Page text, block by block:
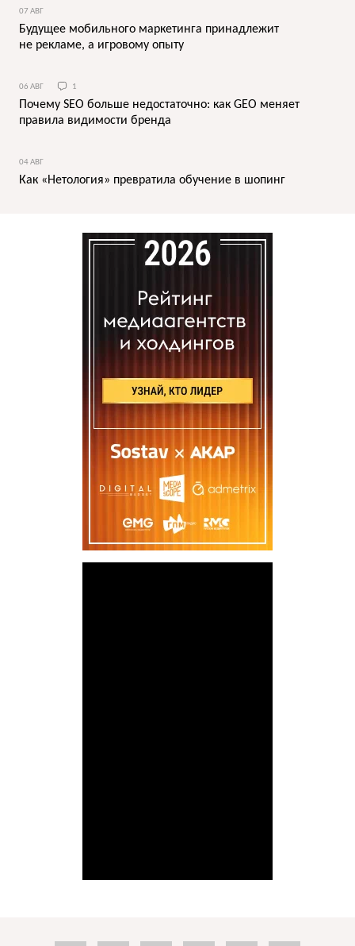
07 АВГ
Будущее мобильного маркетинга принадлежит
не рекламе, а игровому опыту
06 АВГ 1
Почему SEO больше недостаточно: как GEO меняет
правила видимости бренда
04 АВГ
Как «Нетология» превратила обучение в шопинг